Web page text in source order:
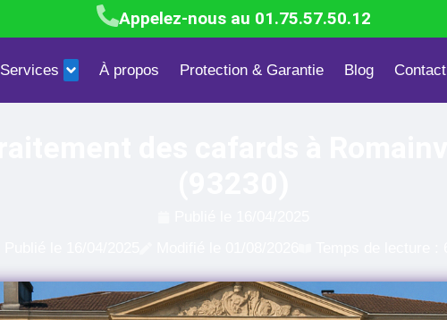
Appelez-nous au 01.75.57.50.12
Services À propos Protection & Garantie Blog Contact
Blattes & Cafards Mites textiles & alimentaires Dépigeonnage